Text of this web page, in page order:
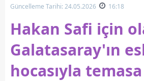
Güncelleme Tarihi: 24.05.2026
16:18
Hakan Safi için
Galatasaray'ın
hocasıyla